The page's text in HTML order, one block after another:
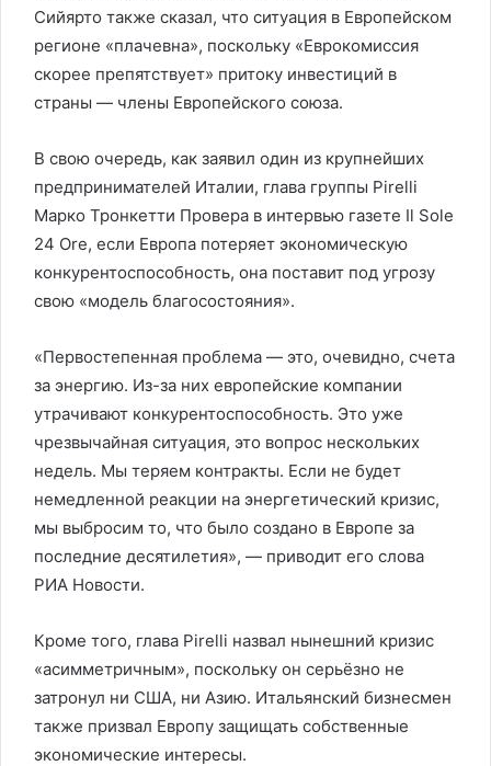
Сийярто также сказал, что ситуация в Европейском
регионе «плачевна», поскольку «Еврокомиссия
скорее препятствует» притоку инвестиций в
страны — члены Европейского союза.
В свою очередь, как заявил один из крупнейших
предпринимателей Италии, глава группы Pirelli
Марко Тронкетти Провера в интервью газете Il Sole
24 Ore, если Европа потеряет экономическую
конкурентоспособность, она поставит под угрозу
свою «модель благосостояния».
«Первостепенная проблема — это, очевидно, счета
за энергию. Из-за них европейские компании
утрачивают конкурентоспособность. Это уже
чрезвычайная ситуация, это вопрос нескольких
недель. Мы теряем контракты. Если не будет
немедленной реакции на энергетический кризис,
мы выбросим то, что было создано в Европе за
последние десятилетия», — приводит его слова
РИА Новости.
Кроме того, глава Pirelli назвал нынешний кризис
«асимметричным», поскольку он серьёзно не
затронул ни США, ни Азию. Итальянский бизнесмен
также призвал Европу защищать собственные
экономические интересы.